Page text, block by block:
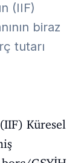
(IIF)
biraz
tutarı
Küresel